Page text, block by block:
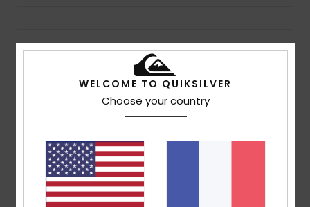
Details & caractéristiques
Boardshort Bleu Homme
EQYBS04791 Code couleurbjh7
Caractéristiques
Matière écoresponsable :
recyclée en polyester
Taille :taille fixe
WELCOME TO QUIKSILVER
Choose your country